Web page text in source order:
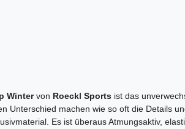
Wintervon Roeckl Sports ist das
Unterschied machen wie so oft die Details
Es ist überaus Atmungsaktiv,